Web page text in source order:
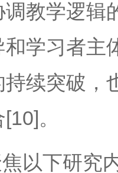
教学逻辑
学习者主
续突破，
。
以下研究